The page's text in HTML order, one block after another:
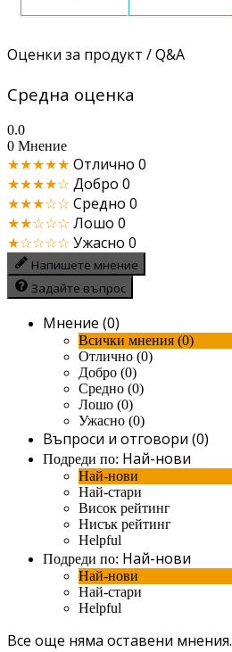
Оценки за продукт / Q&A
Средна оценка
0.0
0 Мнение
★★★★★ Отлично 0
★★★★☆ Добро 0
★★★☆☆ Средно 0
★★☆☆☆ Лошо 0
★☆☆☆☆ Ужасно 0
Напишете мнение
Задайте въпрос
Мнение (0)
Всички мнения (0)
Отлично (0)
Добро (0)
Средно (0)
Лошо (0)
Ужасно (0)
Въпроси и отговори (0)
Подреди по: Най-нови
Най-нови
Най-стари
Висок рейтинг
Нисък рейтинг
Helpful
Подреди по: Най-нови
Най-нови
Най-стари
Helpful
Все още няма оставени мнения.